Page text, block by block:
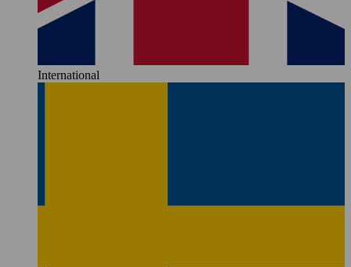
International